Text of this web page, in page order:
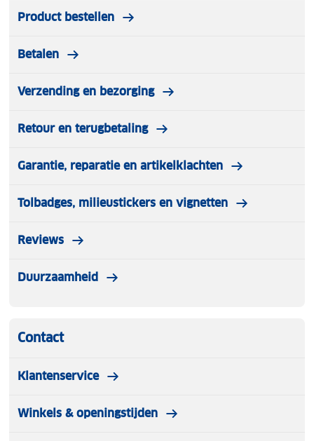
Product bestellen
Betalen
Verzending en bezorging
Retour en terugbetaling
Garantie, reparatie en artikelklachten
Tolbadges, milieustickers en vignetten
Reviews
Duurzaamheid
Contact
Klantenservice
Winkels & openingstijden